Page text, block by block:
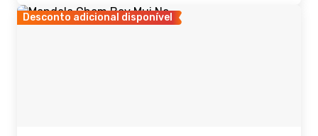
Desconto adicional disponível